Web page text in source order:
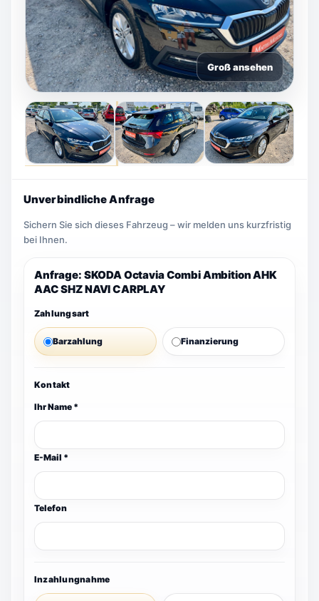
Groß ansehen
Unverbindliche Anfrage
Sichern Sie sich dieses Fahrzeug – wir melden uns kurzfristig
bei Ihnen.
Anfrage: SKODA Octavia Combi Ambition AHK
AAC SHZ NAVI CARPLAY
Zahlungsart
Barzahlung Finanzierung
Kontakt
Ihr Name *
E-Mail *
Telefon
Inzahlungnahme